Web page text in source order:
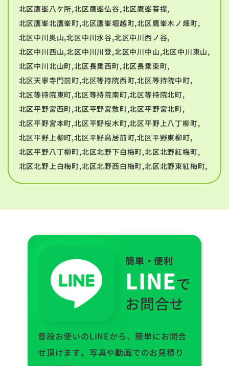
北区鷹峯八ケ所,北区鷹峯仏谷,北区鷹峯菩提,
北区鷹峯北鷹峯町,北区鷹峯堀越町,北区鷹峯木ノ畑町,
北区中川奥山,北区中川水谷,北区中川西ノ谷,
北区中川西山,北区中川川登,北区中川中山,北区中川東山,
北区中川北山町,北区長乗西町,北区長乗東町,
北区天寧寺門前町,北区等持院西町,北区等持院中町,
北区等持院東町,北区等持院南町,北区等持院北町,
北区平野宮西町,北区平野宮敷町,北区平野宮北町,
北区平野宮本町,北区平野桜木町,北区平野上八丁柳町,
北区平野上柳町,北区平野鳥居前町,北区平野東柳町,
北区平野八丁柳町,北区北野下白梅町,北区北野紅梅町,
北区北野上白梅町,北区北野西白梅町,北区北野東紅梅町,
簡単・便利
LINEで
お問合せ
普段お使いのLINEから、簡単にお問合
せ頂けます。写真や動画でのお見積り